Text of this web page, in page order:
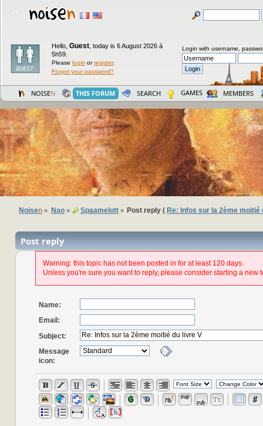
Hello, Guest today is 6 August 2026 à
5h59.
Please login orregister.
Forgot your password?
Login with username,
NOISEN THIS FORUM SEARCH GAMES MEMBERS
Noisen » Nao» Spaamelott» Post reply ( Re: Infos sur la 2ème moitié
Post reply
Warning: this topic has not been posted in for at least 120 days.
Unless you're sure you want to reply, please consider starting a new
Name:
Email:
Subject:
Message
icon: